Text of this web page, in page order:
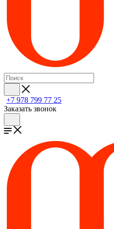
+7 978 799 77 25
Заказать звонок